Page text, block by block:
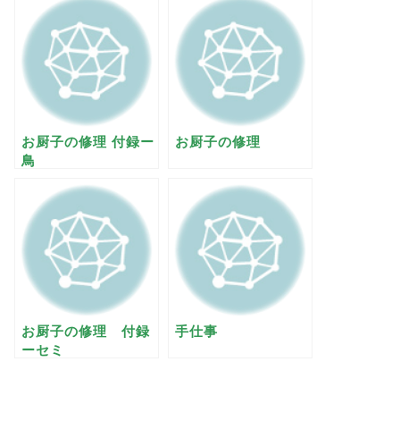
お厨子の修理 付録ー
鳥
お厨子の修理
お厨子の修理 付録
ーセミ
手仕事